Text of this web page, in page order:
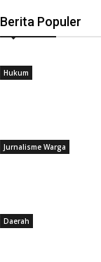
Berita Populer
Hukum
Jurnalisme Warga
Daerah